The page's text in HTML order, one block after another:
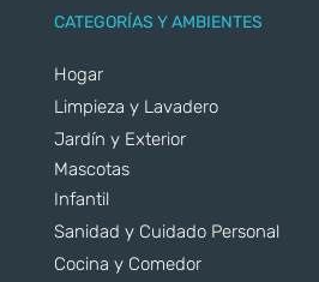
CATEGORÍAS Y AMBIENTES
Hogar
Limpieza y Lavadero
Jardín y Exterior
Mascotas
Infantil
Sanidad y Cuidado Personal
Cocina y Comedor